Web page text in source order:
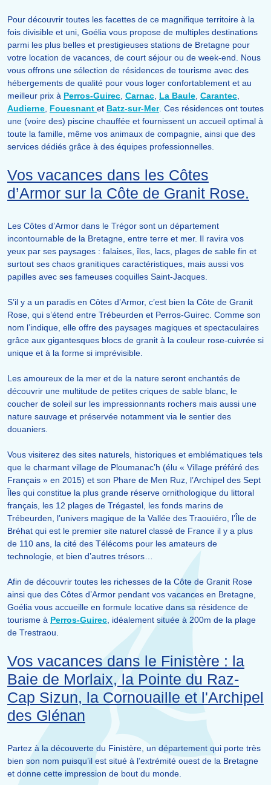
Pour découvrir toutes les facettes de ce magnifique territoire à la
fois divisible et uni, Goélia vous propose de multiples destinations
parmi les plus belles et prestigieuses stations de Bretagne pour
votre location de vacances, de court séjour ou de week-end. Nous
vous offrons une sélection de résidences de tourisme avec des
hébergements de qualité pour vous loger confortablement et au
meilleur prix à Perros-Guirec Carnac La Baule Carantec
Audierne Fouesnant et Batz-sur-Mer. Ces résidences ont toutes
une (voire des) piscine chauffée et fournissent un accueil optimal à
toute la famille, même vos animaux de compagnie, ainsi que des
services dédiés grâce à des équipes professionnelles.
Vos vacances dans les Côtes
d’Armor sur la Côte de Granit Rose.
Les Côtes d’Armor dans le Trégor sont un département
incontournable de la Bretagne, entre terre et mer. Il ravira vos
yeux par ses paysages : falaises, îles, lacs, plages de sable fin et
surtout ses chaos granitiques caractéristiques, mais aussi vos
papilles avec ses fameuses coquilles Saint-Jacques.
S’il y a un paradis en Côtes d’Armor, c’est bien la Côte de Granit
Rose, qui s’étend entre Trébeurden et Perros-Guirec. Comme son
nom l’indique, elle offre des paysages magiques et spectaculaires
grâce aux gigantesques blocs de granit à la couleur rose-cuivrée si
unique et à la forme si imprévisible.
Les amoureux de la mer et de la nature seront enchantés de
découvrir une multitude de petites criques de sable blanc, le
coucher de soleil sur les impressionnants rochers mais aussi une
nature sauvage et préservée notamment via le sentier des
douaniers.
Vous visiterez des sites naturels, historiques et emblématiques tels
que le charmant village de Ploumanac’h (élu « Village préféré des
Français » en 2015) et son Phare de Men Ruz, l’Archipel des Sept
Îles qui constitue la plus grande réserve ornithologique du littoral
français, les 12 plages de Trégastel, les fonds marins de
Trébeurden, l’univers magique de la Vallée des Traouïéro, l’Île de
Bréhat qui est le premier site naturel classé de France il y a plus
de 110 ans, la cité des Télécoms pour les amateurs de
technologie, et bien d’autres trésors…
Afin de découvrir toutes les richesses de la Côte de Granit Rose
ainsi que des Côtes d’Armor pendant vos vacances en Bretagne,
Goélia vous accueille en formule locative dans sa résidence de
tourisme à Perros-Guirec , idéalement située à 200m de la plage
de Trestraou.
Vos vacances dans le Finistère : la
Baie de Morlaix, la Pointe du Raz-
Cap Sizun, la Cornouaille et l'Archipel
des Glénan
Partez à la découverte du Finistère, un département qui porte très
bien son nom puisqu’il est situé à l’extrémité ouest de la Bretagne
et donne cette impression de bout du monde.